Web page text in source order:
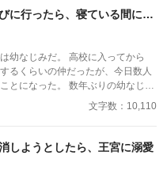
ンタジー
に行ったら、寝ている間に…
幼なじみだ。 高校に入ってから
るくらいの仲だったが、今日数人
とになった。 数年ぶりの幼なじみ
の間にか友人たちは帰っており、
俺は彼の部屋であるものを見つけ
文字数：10,110
しようとしたら、王宮に溺愛